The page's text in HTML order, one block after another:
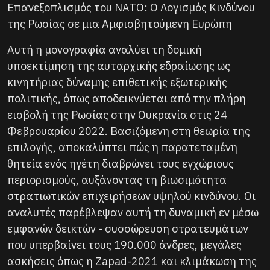
Επανεξοπλισμός του ΝΑΤΟ: Ο Λογισμός Κινδύνου
της Ρωσίας σε μια Αμφισβητούμενη Ευρώπη
Αυτή η μονογραφία αναλύει τη δομική
υποεκτίμηση της αυταρχικής εδραίωσης ως
κινητήριας δύναμης επιθετικής εξωτερικής
πολιτικής, όπως αποδεικνύεται από την πλήρη
εισβολή της Ρωσίας στην Ουκρανία στις 24
Φεβρουαρίου 2022. Βασιζόμενη στη θεωρία της
επιλογής, αποκαλύπτει πώς η παρατεταμένη
θητεία ενός ηγέτη διαβρώνει τους εγχώριους
περιορισμούς, αυξάνοντας τη βιωσιμότητα
στρατιωτικών επιχειρήσεων υψηλού κινδύνου. Οι
αναλυτές παρέβλεψαν αυτή τη δυναμική εν μέσω
εμφανών δεικτών - συσσώρευση στρατευμάτων
που υπερβαίνει τους 190.000 άνδρες, μεγάλες
ασκήσεις όπως η Zapad-2021 και κλιμάκωση της